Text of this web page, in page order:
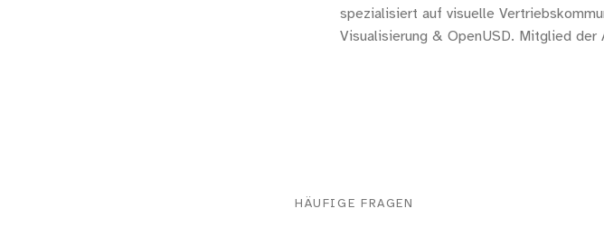
spezialisiert auf visuelle
Visualisierung & OpenUSD. Mitglied der
HÄUFIGE FRAGEN